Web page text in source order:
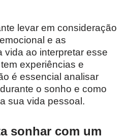
levar em consideração
e as
vida ao interpretar esse
experiências e
é essencial analisar
o sonho e como
sua vida pessoal.
sonhar com um